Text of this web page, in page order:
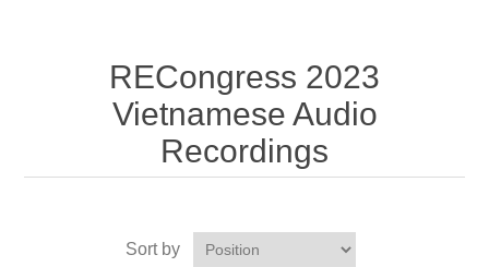
RECongress 2023
Vietnamese Audio
Recordings
Sort by